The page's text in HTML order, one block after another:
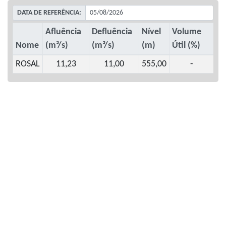
DATA DE REFERÊNCIA:
Nome
Afluência
(m³/s)
Defluência
(m³/s)
Nível
(m)
Volume
Útil (%)
ROSAL
11,23 11,00 555,00 -